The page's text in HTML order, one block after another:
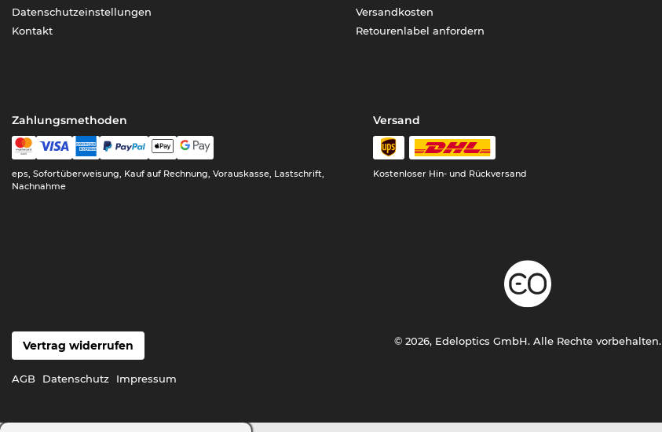
Datenschutzeinstellungen
Kontakt
Versandkosten
Retourenlabel anfordern
Zahlungsmethoden
eps, Sofortüberweisung, Kauf auf Rechnung, Vorauskasse, Lastschrift,
Nachnahme
Versand
Kostenloser Hin- und Rückversand
Vertrag widerrufen
AGB Datenschutz Impressum
© 2026, Edeloptics GmbH. Alle Rechte vorbehalten.